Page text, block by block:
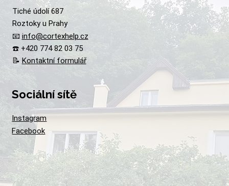
Sociální sítě
Instagram
Facebook
Tiché údolí 687
Roztoky u Prahy
📧 info@cortexhelp.cz
☎️ +420 774 82 03 75
📝 Kontaktní formulář